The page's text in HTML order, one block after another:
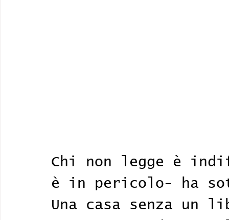
Chi non legge è
è in pericolo- ha
Una casa senza un